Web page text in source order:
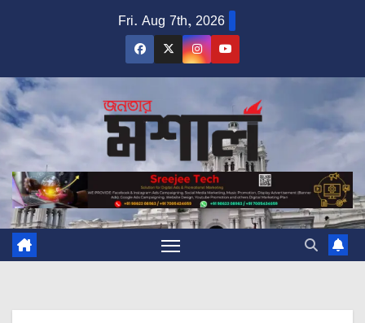
Fri. Aug 7th, 2026